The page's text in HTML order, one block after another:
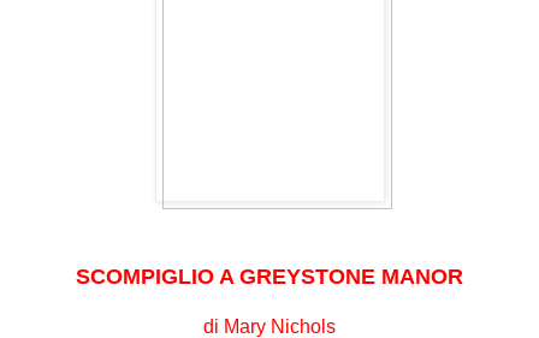
SCOMPIGLIO A GREYSTONE MANOR
di Mary Nichols